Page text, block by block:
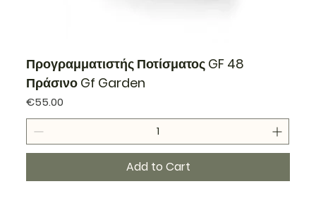
Προγραμματιστής Ποτίσματος GF 48
Πράσινο Gf Garden
Price
€55.00
Add to Cart